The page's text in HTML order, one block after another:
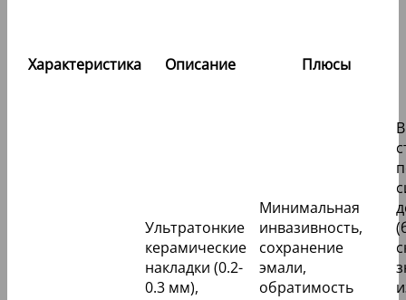
Бруксизм (скрежет зубов во время сна).
Истончение зубной эмали.
Заболевания, при которых повреждаются
твердые ткани зуба (например, пульпит,